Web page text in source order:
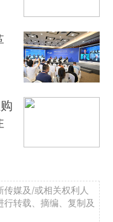
媒及/或相关权利人
转载、摘编、复制及